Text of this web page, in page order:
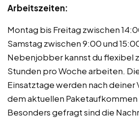
Arbeitszeiten:
Montag bis Freitag zwischen
Samstag zwischen 9:00 und
Nebenjobber kannst du flexibel
Stunden pro Woche arbeiten.
Einsatztage werden nach deiner
dem aktuellen
Besonders gefragt sind die